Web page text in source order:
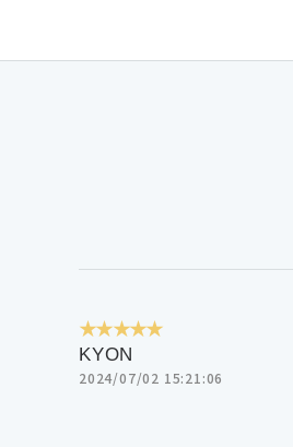
★★★★★
KYON
2024/07/02 15:21:06